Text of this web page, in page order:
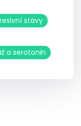
stavy
a serotonin